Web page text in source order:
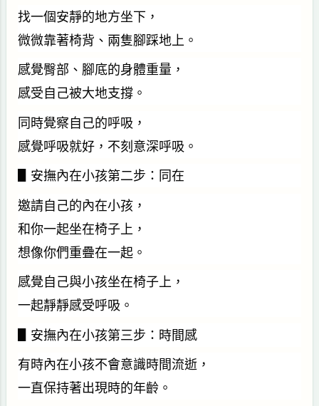
找一個安靜的地方坐下，
微微靠著椅背、兩隻腳踩地上。
感覺臀部、腳底的身體重量，
感受自己被大地支撐。
同時覺察自己的呼吸，
感覺呼吸就好，不刻意深呼吸。
▋安撫內在小孩第二步：同在
邀請自己的內在小孩，
和你一起坐在椅子上，
想像你們重疊在一起。
感覺自己與小孩坐在椅子上，
一起靜靜感受呼吸。
▋安撫內在小孩第三步：時間感
有時內在小孩不會意識時間流逝，
一直保持著出現時的年齡。